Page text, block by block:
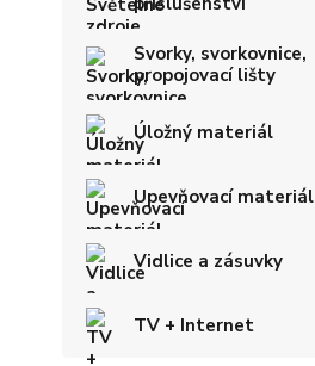
Svorky, svorkovnice,
propojovací lišty
Úložný materiál
Upevňovací materiál
Vidlice a zásuvky
TV + Internet